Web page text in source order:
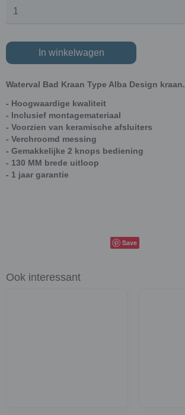
In winkelwagen
Waterval Bad Kraan Type Alba Design kraan.
- Hoogwaardige kwaliteit
- Inclusief montagemateriaal
- Voorzien van keramische afsluiters
- Verchroomd messing
- Gemakkelijke 2 knops bediening
- 130 MM brede uitloop
- 1 jaar garantie
Save
Ook interessant